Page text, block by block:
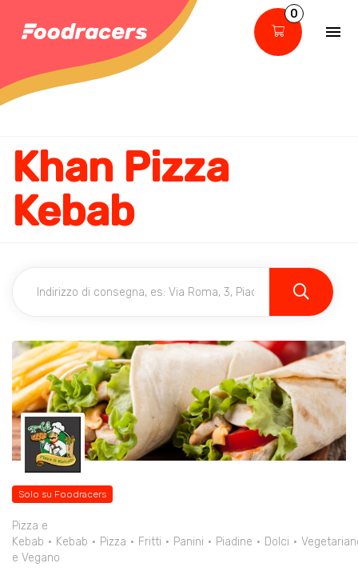
0
Khan Pizza
Kebab
Solo su Foodracers
Pizza e
Kebab
Kebab Pizza Fritti Panini Piadine Dolci
e Vegano